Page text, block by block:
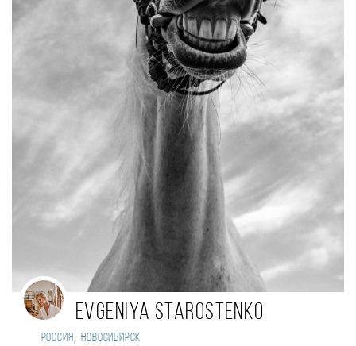
Evgeniya Starostenko
Россия, Новосибирск